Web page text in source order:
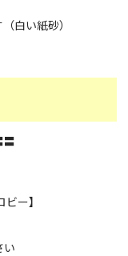
白い紙砂）
〓
ー】